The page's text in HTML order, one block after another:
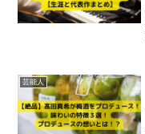
芸能人